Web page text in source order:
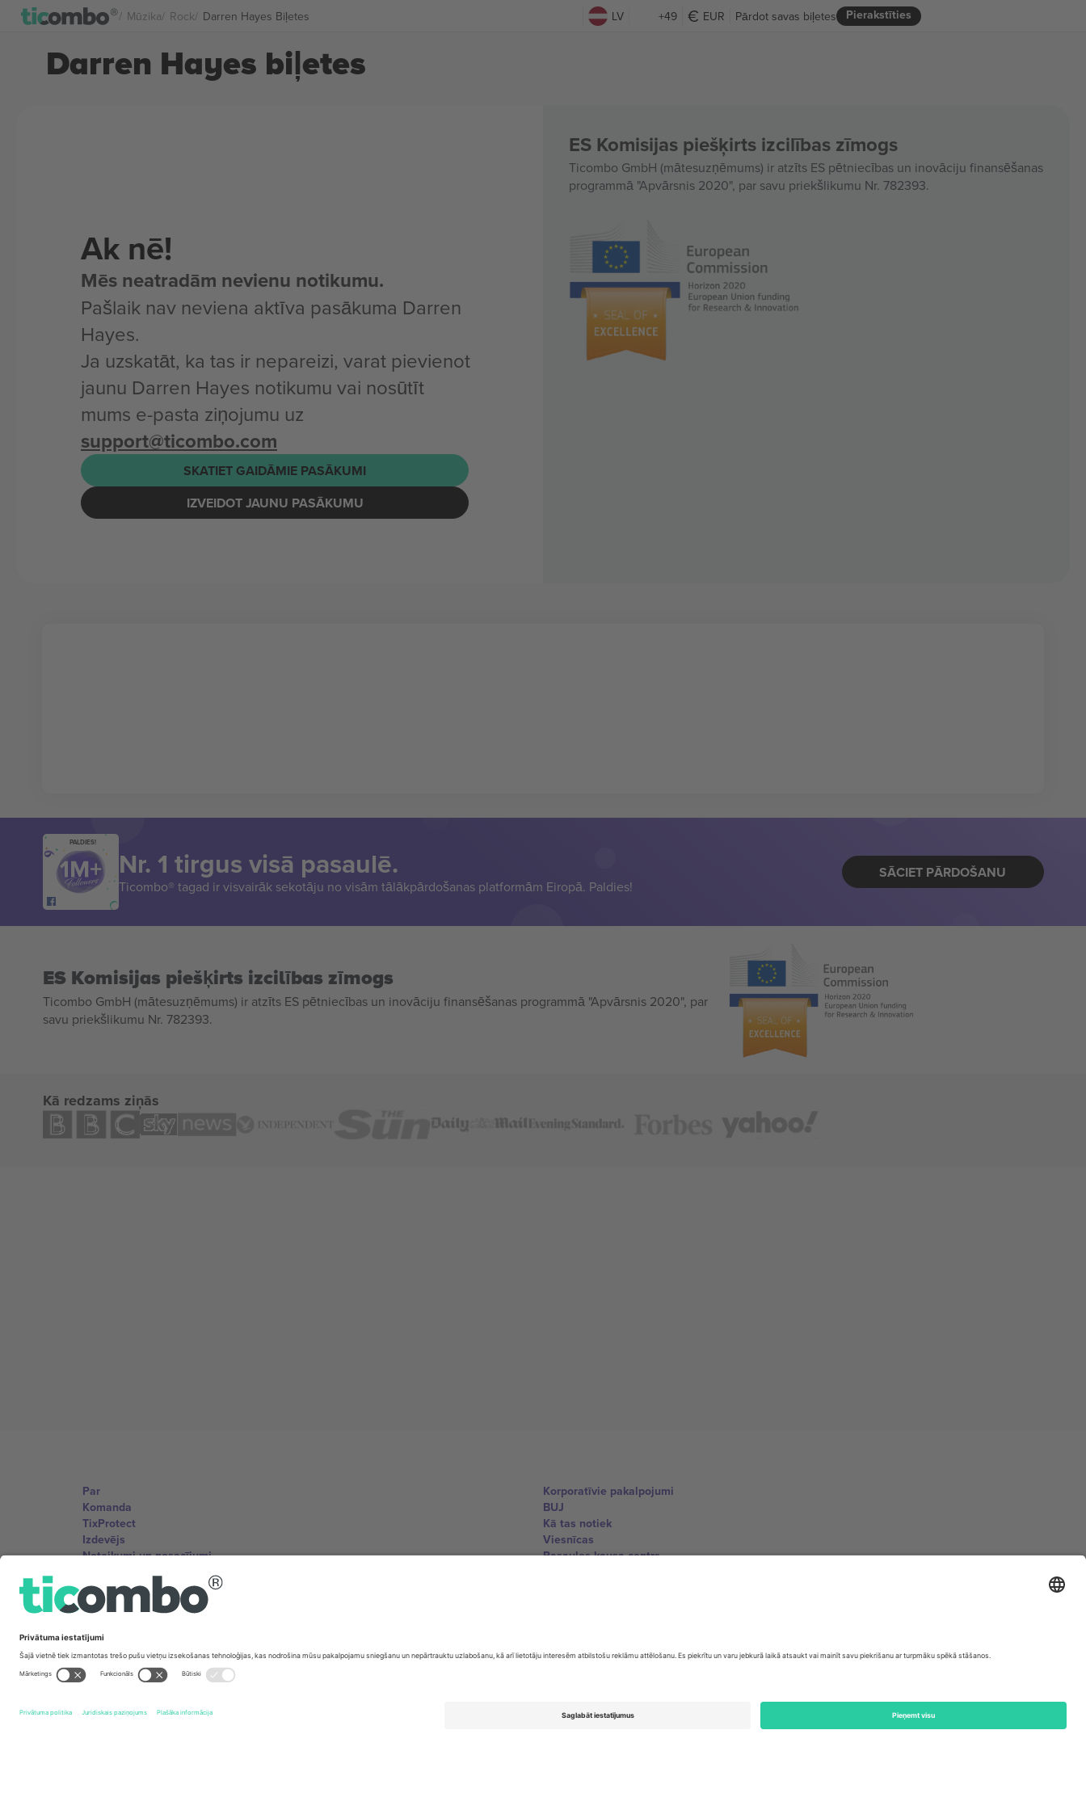
Mūzika Rock Darren Hayes Biļetes LV +49 EUR Pierakstīties
Pārdot savas biļetes
Darren Hayes biļetes
Ak nē!
Mēs neatradām nevienu notikumu.
Pašlaik nav neviena aktīva pasākuma Darren
Hayes.
Ja uzskatāt, ka tas ir nepareizi, varat pievienot
jaunu Darren Hayes notikumu vai nosūtīt
mums e-pasta ziņojumu uz
support@ticombo.com
SKATIET GAIDĀMIE PASĀKUMI
IZVEIDOT JAUNU PASĀKUMU
ES Komisijas piešķirts izcilības zīmogs
Ticombo GmbH (mātesuzņēmums) ir atzīts ES pētniecības un inovāciju finansēšanas
programmā "Apvārsnis 2020", par savu priekšlikumu Nr. 782393.
PALDIES!
Nr. 1 tirgus visā pasaulē.
Ticombo® tagad ir visvairāk sekotāju no visām tālākpārdošanas platformām Eiropā. Paldies!
SĀCIET PĀRDOŠANU
ES Komisijas piešķirts izcilības zīmogs
Ticombo GmbH (mātesuzņēmums) ir atzīts ES pētniecības un inovāciju finansēšanas programmā "Apvārsnis 2020", par
savu priekšlikumu Nr. 782393.
Kā redzams ziņās
Par
Komanda
TixProtect
Izdevējs
Noteikumi un nosacījumi
Partneru programma
Korporatīvie pakalpojumi
BUJ
Kā tas notiek
Viesnīcas
Pasaules kausa centrs